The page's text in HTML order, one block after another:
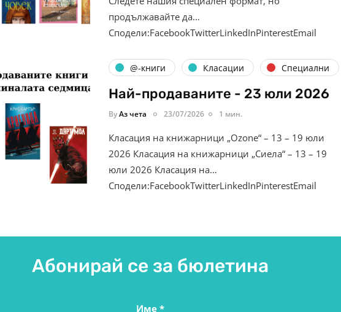
продължавайте да…
Сподели:FacebookTwitterLinkedInPinterestEmail
@-книги Класации Специални
Най-продаваните - 23 юли 2026
ByАз чета 23/07/2026 1 мин.
Класация на книжарници „Ozone“ – 13 – 19 юли
2026 Класация на книжарници „Сиела“ – 13 – 19
юли 2026 Класация на…
Сподели:FacebookTwitterLinkedInPinterestEmail
Абонирай се за бюлетина
Име*